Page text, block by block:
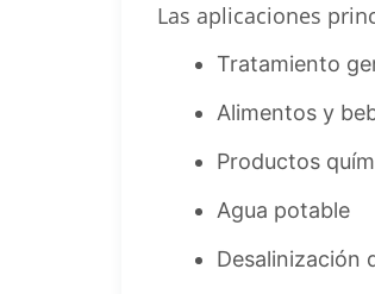
Las aplicaciones
Tratamiento
Alimentos y
Productos
Agua potable
Desalinización